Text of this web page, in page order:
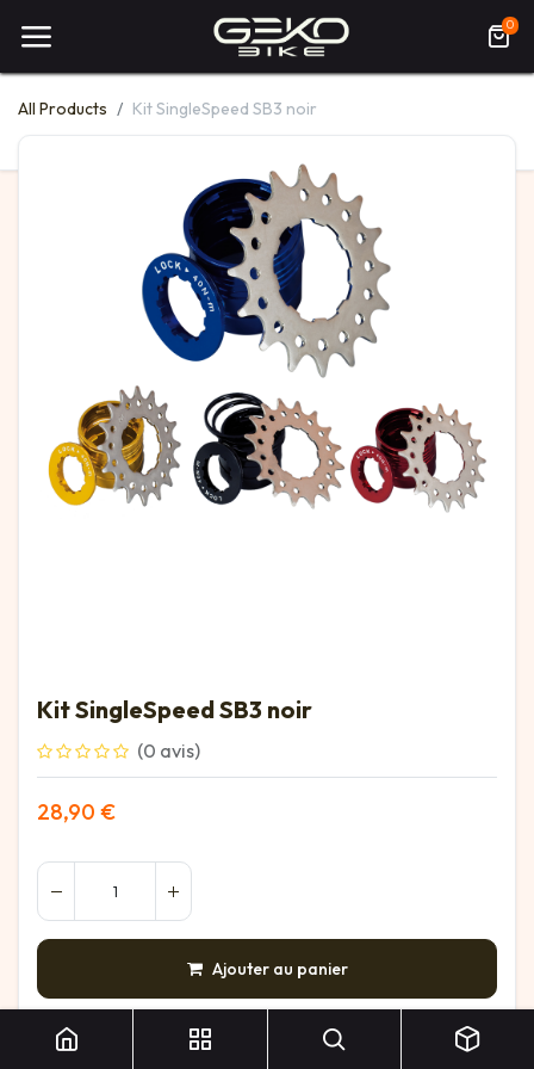
0
All Products Kit SingleSpeed SB3 noir
Kit SingleSpeed SB3 noir
(0 avis)
28,90 €
Ajouter au panier
AJOUTER À LA LISTE DE SOUHAITS